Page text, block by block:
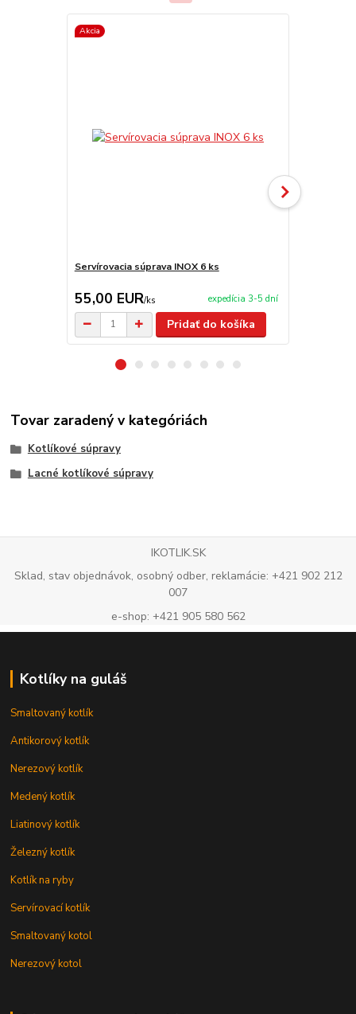
Akcia
Servírovacia súprava INOX 6 ks
55,00 EUR/ks expedícia 3-5 dní
Pridať do košíka
Tovar zaradený v kategóriách
Kotlíkové súpravy
Lacné kotlíkové súpravy
IKOTLIK.SK
Sklad, stav objednávok, osobný odber, reklamácie: +421 902 212
007
e-shop: +421 905 580 562
Kotlíky na guláš
Smaltovaný kotlík
Antikorový kotlík
Nerezový kotlík
Medený kotlík
Liatinový kotlík
Železný kotlík
Kotlík na ryby
Servírovací kotlík
Smaltovaný kotol
Nerezový kotol